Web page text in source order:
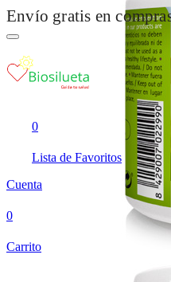
Envío gratis en
0
Lista de Favoritos
Cuenta
0
Carrito